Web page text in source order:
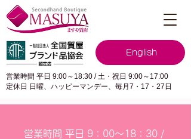
English
営業時間 平日 9:00～18:30 / 土・祝日 9:00～17:00
定休日 日曜、ハッピーマンデー、毎月7・17・27日
営業時間 平日 9：00～18：30 /